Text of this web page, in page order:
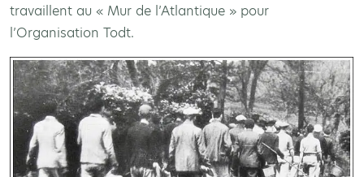
travaillent au « Mur de l’Atlantique » pour
l’Organisation Todt.